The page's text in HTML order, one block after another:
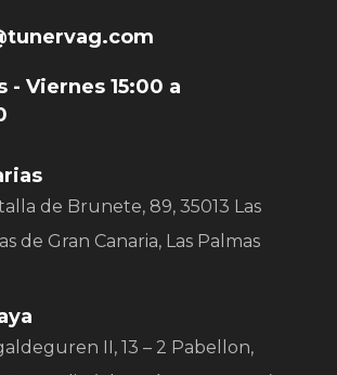
- Viernes 15:00 a
de Brunete, 89, 35013 Las
de Gran Canaria, Las Palmas
II, 13 – 2 Pabellon,